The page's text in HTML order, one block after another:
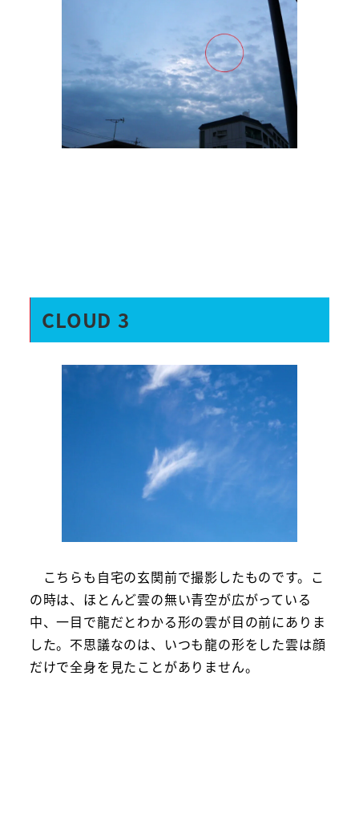
CLOUD 3
こちらも自宅の玄関前で撮影したものです。こ
の時は、ほとんど雲の無い青空が広がっている
中、一目で龍だとわかる形の雲が目の前にありま
した。不思議なのは、いつも龍の形をした雲は顔
だけで全身を見たことがありません。